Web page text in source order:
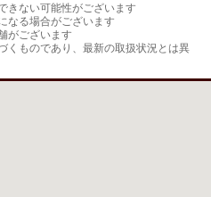
きない可能性がございます
なる場合がございます
がございます
くものであり、最新の取扱状況とは異